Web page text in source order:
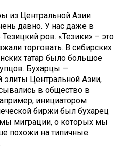
из Центральной Азии
давно. У нас даже в
ров. «Тезики» – это
торговать. В сибирских
татар было большое
Бухарцы —
элиты Центральной Азии,
в общество в
инициатором
биржи был бухарец
миграции, о которых мы
похожи на типичные